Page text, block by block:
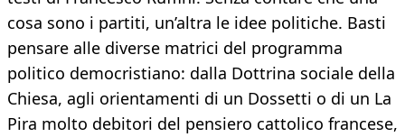
cosa sono i partiti, un’altra le idee politiche. Basti
pensare alle diverse matrici del programma
politico democristiano: dalla Dottrina sociale della
Chiesa, agli orientamenti di un Dossetti o di un La
Pira molto debitori del pensiero cattolico francese,